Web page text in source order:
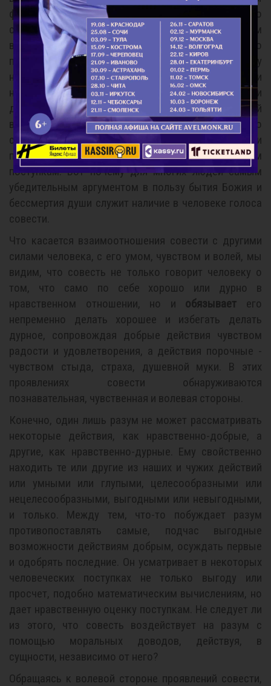
физические инстинкты диктовали совести, то
совесть побуждала бы людей делать то, что им
выгодно и приятно. Однако, совесть очень часто
понуждает человека делать как раз то, что ему
невыгодно и неприятно. Как бы безнаказанно ни
наслаждались нечестивцы и как бы ни страдали
добрые, заслуживающие похвалы люди в этой
временной жизни, совесть всем говорит, что
существует высшая справедливость. Рано или
поздно каждый получит воздаяние по своим
поступкам. Вот почему для многих людей самым
убедительным аргументом в пользу бытия Божия и
бессмертия души служит наличие в человеке голоса
совести.
Что касается взаимоотношения совести с другими
силами человека, с его умом, чувством и волей, мы
видим, что совесть не только говорит человеку о
том, что само по себе хорошо или дурно в
нравственном отношении, но и обязывает его
непременно делать хорошее и избегать делать
дурное, сопровождая добрые действия чувством
радости и удовлетворения, а действия порочные -
чувством стыда, страха, душевной муки. В этих
проявлениях совести обнаруживаются
познавательная, чувственная и волевая стороны.
Конечно, один лишь разум не может рассматривать
некоторые действия, как нравственно-добрые, а
другие, как нравственно-дурные. Ему свойственно
находить те или другие из наших и чужих действий
или умными или глупыми, целесообразными или
нецелесообразными, выгодными или невыгодными,
и только. Между тем, что-то побуждает разум
противопоставлять самые, подчас выгодные
возможности действиям добрым, осуждать первые
и одобрять последние. Он усматривает в некоторых
человеческих поступках не только выгоду или
просчет, подобно математическим вычислениям, но
дает нравственную оценку поступкам. Не следует ли
из этого, что совесть воздействует на разум с
помощью моральных доводов, действуя, в
сущности, независимо от него?
Обращаясь к волевой стороне проявлений совести,